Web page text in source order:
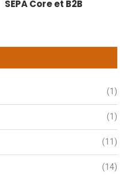
SEPA Core et B2B
(1)
(1)
(11)
(14)